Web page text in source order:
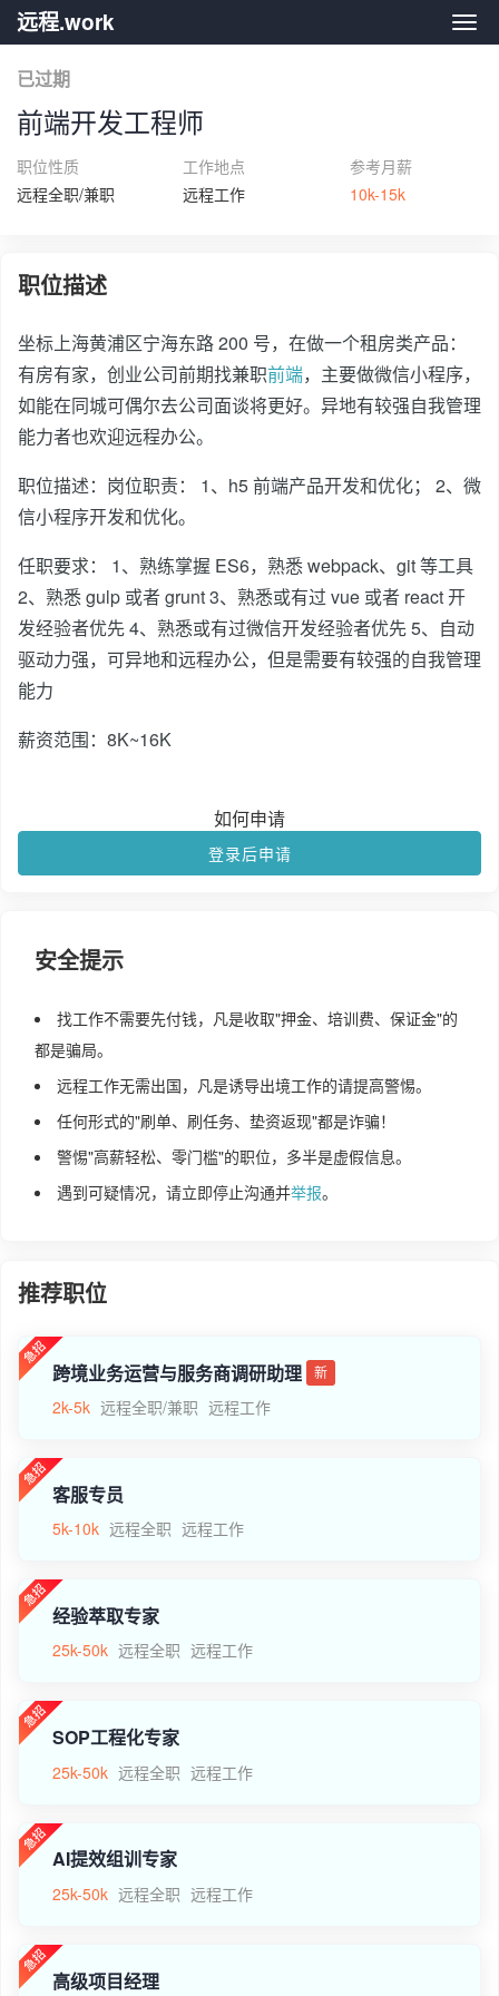
远
远程.work
已过期
前端开发工程师
职位性质
远程全职/兼职
工作地点
远程工作
参考月薪
10k-15k
职位描述
坐标上海黄浦区宁海东路 200 号，在做一个租房类产品：
有房有家，创业公司前期找兼职前端，主要做微信小程序，
如能在同城可偶尔去公司面谈将更好。异地有较强自我管理
能力者也欢迎远程办公。
职位描述：岗位职责： 1、h5 前端产品开发和优化； 2、微
信小程序开发和优化。
任职要求： 1、熟练掌握 ES6，熟悉 webpack、git 等工具
2、熟悉 gulp 或者 grunt 3、熟悉或有过 vue 或者 react 开
发经验者优先 4、熟悉或有过微信开发经验者优先 5、自动
驱动力强，可异地和远程办公，但是需要有较强的自我管理
能力
薪资范围：8K~16K
如何申请
登录后申请
安全提示
找工作不需要先付钱，凡是收取"押金、培训费、保证金"的
都是骗局。
远程工作无需出国，凡是诱导出境工作的请提高警惕。
任何形式的"刷单、刷任务、垫资返现"都是诈骗！
警惕"高薪轻松、零门槛"的职位，多半是虚假信息。
遇到可疑情况，请立即停止沟通并举报。
推荐职位
跨境业务运营与服务商调研助理 新
2k-5k 远程全职/兼职 远程工作
客服专员
5k-10k 远程全职 远程工作
经验萃取专家
25k-50k 远程全职 远程工作
SOP工程化专家
25k-50k 远程全职 远程工作
AI提效组训专家
25k-50k 远程全职 远程工作
高级项目经理